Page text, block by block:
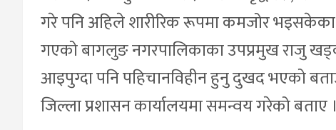
गरे पनि अहिले शारीरिक रूपमा कमजोर
गएको बागलुङ नगरपालिकाका उपप्रमुख राजु
आइपुग्दा पनि पहिचानविहीन हुनु दुखद भएको
जिल्ला प्रशासन कार्यालयमा समन्वय गरेको बताए ।